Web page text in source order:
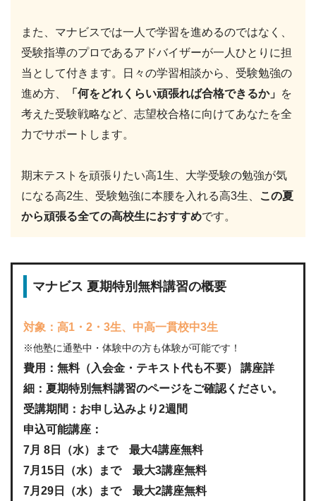
また、マナビスでは一人で学習を進めるのではなく、
受験指導のプロであるアドバイザーが一人ひとりに担
当として付きます。日々の学習相談から、受験勉強の
進め方、
「何をどれくらい頑張れば合格できるか」 を
考えた受験戦略など、志望校合格に向けてあなたを全
力でサポートします。
期末テストを頑張りたい高1生、大学受験の勉強が気
になる高2生、受験勉強に本腰を入れる高3生、
この夏
から頑張る全ての高校生におすすめです。
マナビス 夏期特別無料講習の概要
対象：高1・2・3生、中高一貫校中3生
※他塾に通塾中・体験中の方も体験が可能です！
費用：無料（入会金・テキスト代も不要） 講座詳
細：夏期特別無料講習のページをご確認ください。
受講期間：お申し込みより2週間
申込可能講座：
7月 8日（水）まで 最大4講座無料
7月15日（水）まで 最大3講座無料
7月29日（水）まで 最大2講座無料